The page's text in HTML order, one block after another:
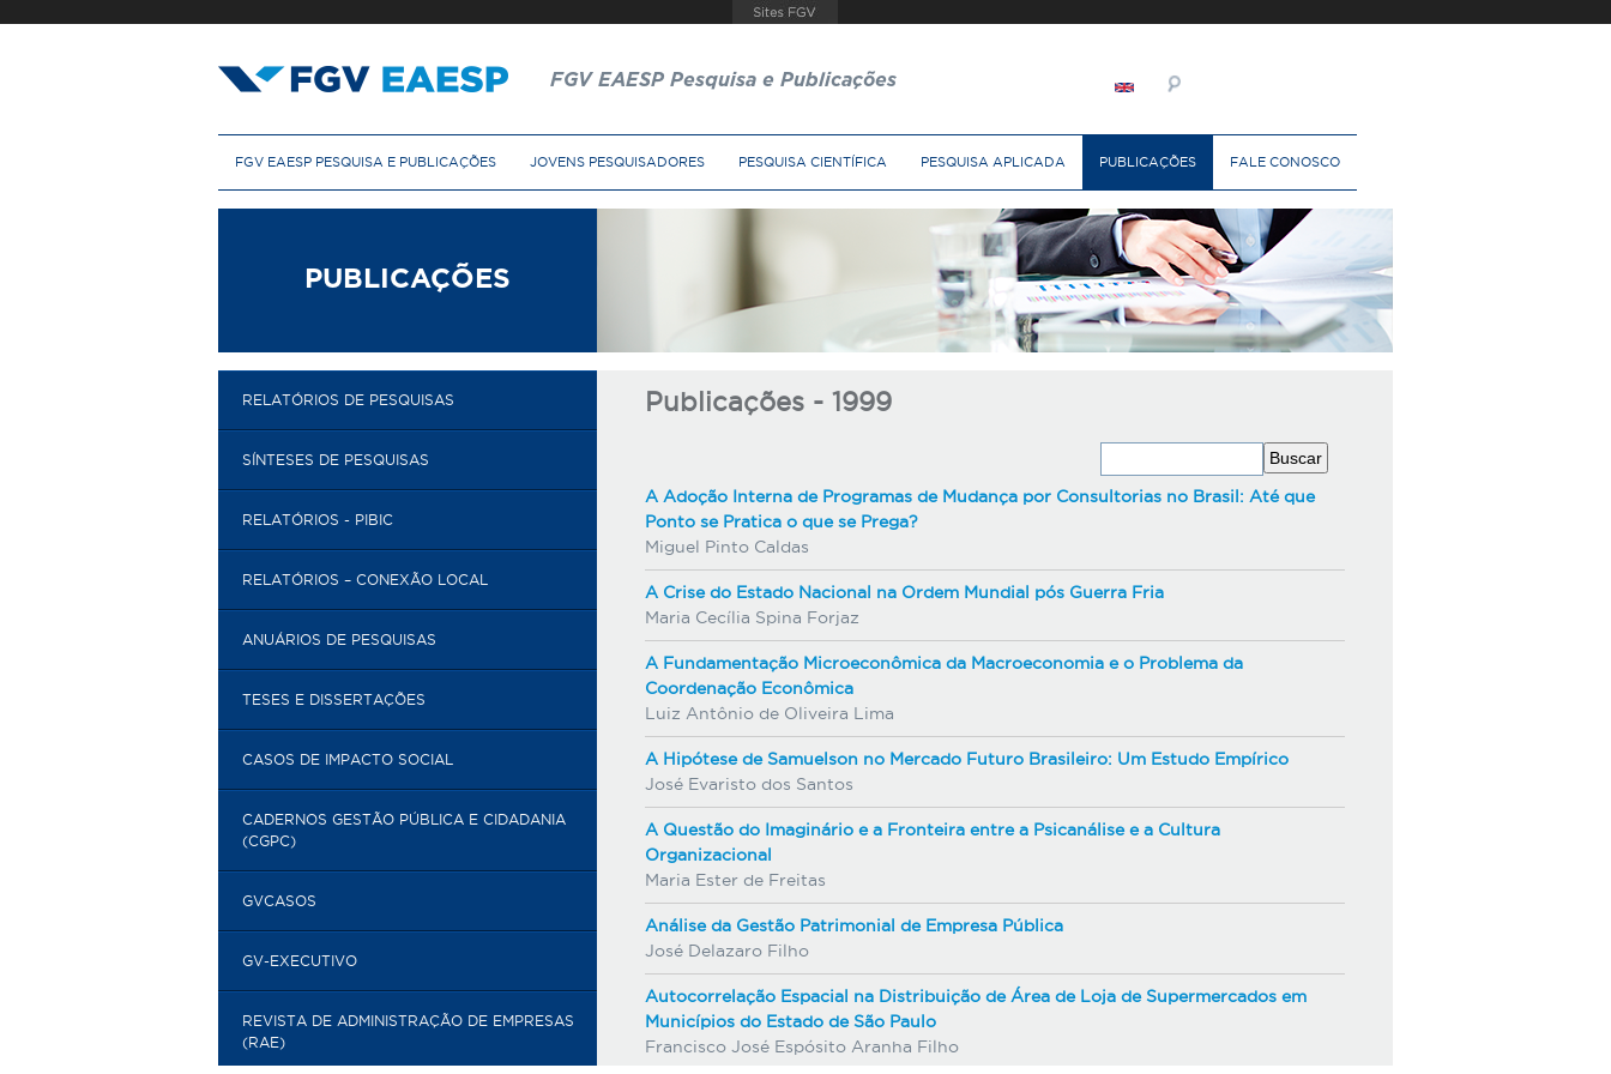
FGV EAESP Pesquisa e Publicações
n
c
i
a
FGV EAESP PESQUISA E PUBLICAÇÕES JOVENS PESQUISADORES PESQUISA CIENTÍFICA PESQUISA APLICADA PUBLICAÇÕES FALE CONOSCO
PUBLICAÇÕES
Publicações - 1999
A Adoção Interna de Programas de Mudança por Consultorias no Brasil: Até que
Ponto se Pratica o que se Prega?
Miguel Pinto Caldas
A Crise do Estado Nacional na Ordem Mundial pós Guerra Fria
Maria Cecília Spina Forjaz
A Fundamentação Microeconômica da Macroeconomia e o Problema da
Coordenação Econômica
Luiz Antônio de Oliveira Lima
A Hipótese de Samuelson no Mercado Futuro Brasileiro: Um Estudo Empírico
José Evaristo dos Santos
A Questão do Imaginário e a Fronteira entre a Psicanálise e a Cultura
Organizacional
Maria Ester de Freitas
Análise da Gestão Patrimonial de Empresa Pública
José Delazaro Filho
Autocorrelação Espacial na Distribuição de Área de Loja de Supermercados em
Municípios do Estado de São Paulo
Francisco José Espósito Aranha Filho
RELATÓRIOS DE PESQUISAS
SÍNTESES DE PESQUISAS
RELATÓRIOS - PIBIC
RELATÓRIOS – CONEXÃO LOCAL
ANUÁRIOS DE PESQUISAS
TESES E DISSERTAÇÕES
CASOS DE IMPACTO SOCIAL
CADERNOS GESTÃO PÚBLICA E CIDADANIA
(CGPC)
GVCASOS
GV-EXECUTIVO
REVISTA DE ADMINISTRAÇÃO DE EMPRESAS
(RAE)